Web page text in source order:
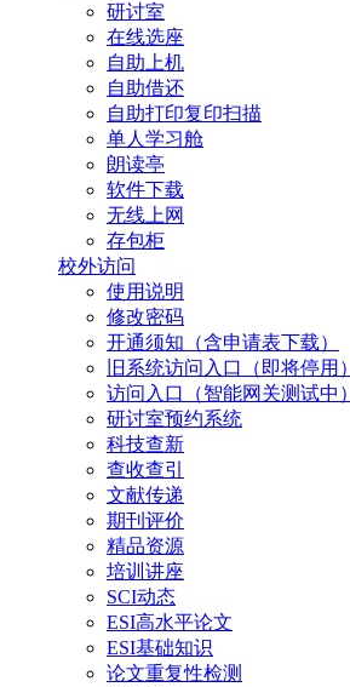
研讨室
在线选座
自助上机
自助借还
自助打印复印扫描
单人学习舱
朗读亭
软件下载
无线上网
存包柜
校外访问
使用说明
修改密码
开通须知（含申请表下载）
旧系统访问入口（即将停用）
访问入口（智能网关测试中）
研讨室预约系统
科技查新
查收查引
文献传递
期刊评价
精品资源
培训讲座
SCI动态
ESI高水平论文
ESI基础知识
论文重复性检测